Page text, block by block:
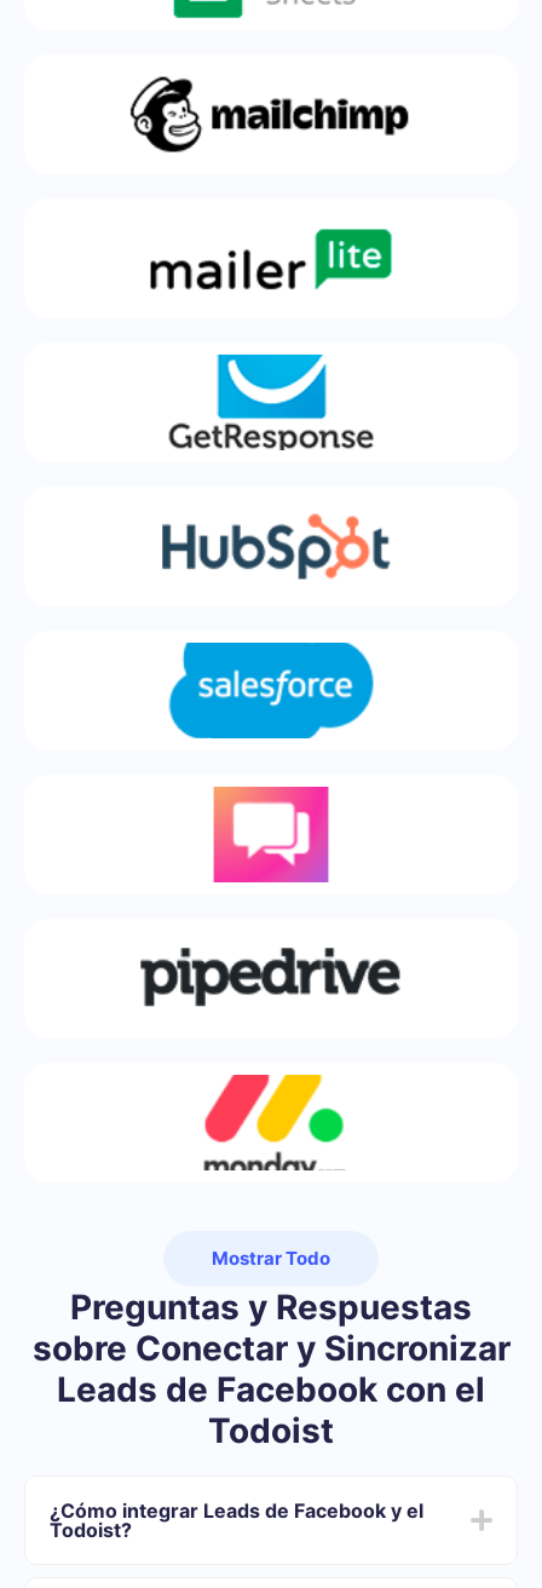
Mostrar Todo
Preguntas y Respuestas
sobre Conectar y Sincronizar
Leads de Facebook con el
Todoist
¿Cómo integrar Leads de Facebook y el
Todoist?